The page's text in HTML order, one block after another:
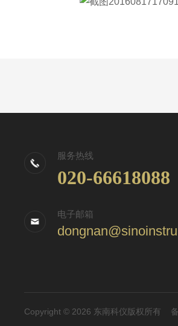
服务热线
020-66618088
电子邮箱
Copyright © 2026 东南科仪版权所有